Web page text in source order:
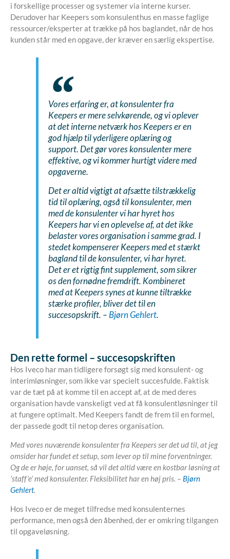
i forskellige processer og systemer via interne kurser.
Derudover har Keepers som konsulenthus en masse faglige
ressourcer/eksperter at trække på hos baglandet, når de hos
kunden står med en opgave, der kræver en særlig ekspertise.
Vores erfaring er, at konsulenter fra
Keepers er mere selvkørende, og vi oplever
at det interne netværk hos Keepers er en
god hjælp til yderligere oplæring og
support. Det gør vores konsulenter mere
effektive, og vi kommer hurtigt videre med
opgaverne.
Det er altid vigtigt at afsætte tilstrækkelig
tid til oplæring, også til konsulenter, men
med de konsulenter vi har hyret hos
Keepers har vi en oplevelse af, at det ikke
belaster vores organisation i samme grad. I
stedet kompenserer Keepers med et stærkt
bagland til de konsulenter, vi har hyret.
Det er et rigtig fint supplement, som sikrer
os den fornødne fremdrift. Kombineret
med at Keepers synes at kunne tiltrække
stærke profiler, bliver det til en
succesopskrift. –Bjørn Gehlert.
Den rette formel – succesopskriften
Hos Iveco har man tidligere forsøgt sig med konsulent- og
interimløsninger, som ikke var specielt succesfulde. Faktisk
var de tæt på at komme til en accept af, at de med deres
organisation havde vanskeligt ved at få konsulentløsninger til
at fungere optimalt. Med Keepers fandt de frem til en formel,
der passede godt til netop deres organisation.
Med vores nuværende konsulenter fra Keepers ser det ud til, at jeg
omsider har fundet et setup, som lever op til mine forventninger.
Og de er høje, for uanset, så vil det altid være en kostbar løsning at
’staff’e’ med konsulenter. Fleksibilitet har en høj pris. – Bjørn
Gehlert.
Hos Iveco er de meget tilfredse med konsulenternes
performance, men også den åbenhed, der er omkring tilgangen
til opgaveløsning.